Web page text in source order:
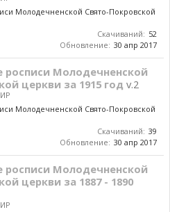
Молодечненской Свято-Покровской
Скачиваний: 52
Обновление: 30 апр 2017
росписи Молодечненской
церкви за 1915 год v.2
ИР
Молодечненской Свято-Покровской
Скачиваний: 39
Обновление: 30 апр 2017
росписи Молодечненской
церкви за 1887 - 1890
ИР